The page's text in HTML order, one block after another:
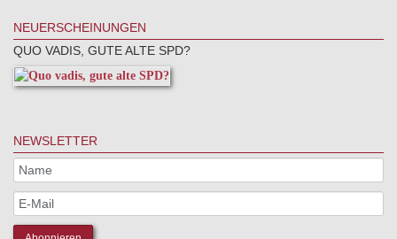
NEUERSCHEINUNGEN
QUO VADIS, GUTE ALTE SPD?
NEWSLETTER